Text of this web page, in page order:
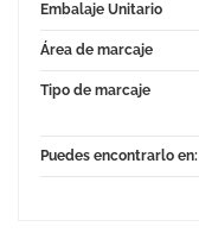
Embalaje Unitario
Área de marcaje
Tipo de marcaje
Puedes encontrarlo en: